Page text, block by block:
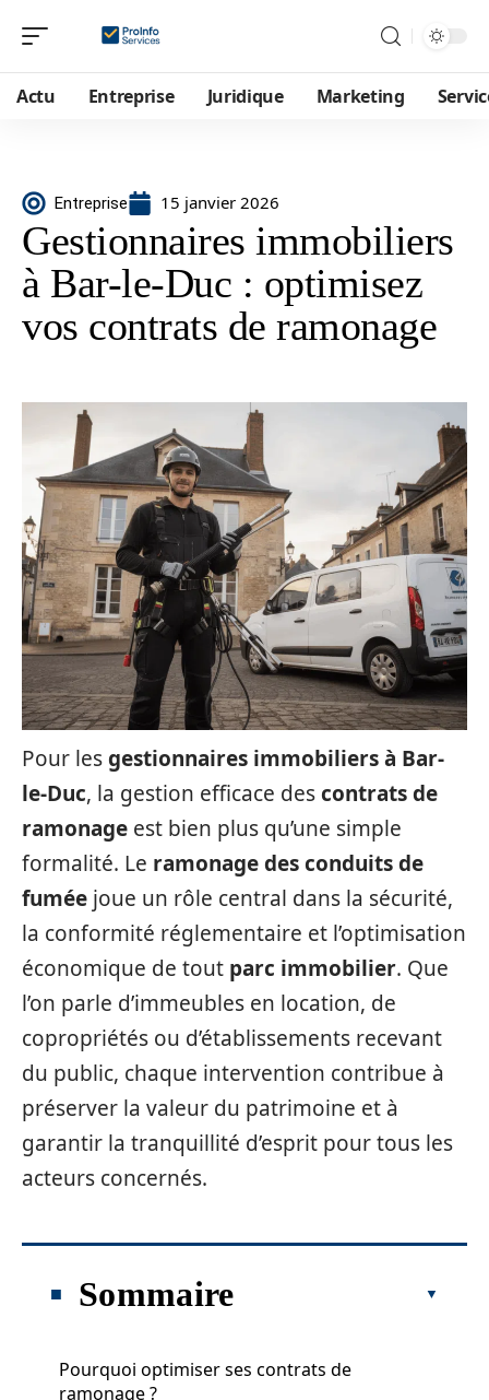
Actu Entreprise Juridique Marketing
Entreprise 15 janvier 2026
Gestionnaires immobiliers
à Bar-le-Duc : optimisez
vos contrats de ramonage
Pour lesgestionnaires immobiliers à Bar-
le-Duc, la gestion efficace descontrats de
ramonage est bien plus qu’une simple
formalité. Le ramonage des conduits de
fumée joue un rôle central dans la sécurité,
la conformité réglementaire et l’optimisation
économique de tout parc immobilier. Que
l’on parle d’immeubles en location, de
copropriétés ou d’établissements recevant
du public, chaque intervention contribue à
préserver la valeur du patrimoine et à
garantir la tranquillité d’esprit pour tous les
acteurs concernés.
Sommaire
Pourquoi optimiser ses contrats de
ramonage ?